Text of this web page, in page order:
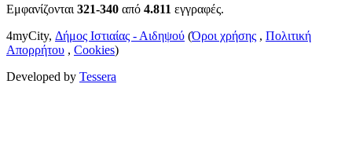
Εμφανίζονται 321-340 από 4.811 εγγραφές.
4myCity, Δήμος Ιστιαίας - Αιδηψού (Όροι χρήσης , Πολιτική
Απορρήτου , Cookies)
Developed by Tessera